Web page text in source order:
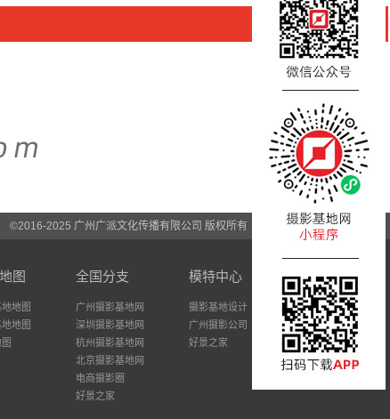
©2016-2025 广州广派文化传播有限公司 版权所有
图
地图
地图
全国分支
广州摄影基地网
深圳摄影基地网
杭州摄影基地网
北京摄影基地网
电商摄影圈
好景之家
模特中心
摄影基地设计
广州摄影公司
好景之家